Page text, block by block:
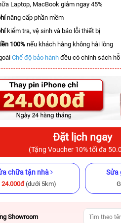
-3.400.000đ
Laptop, MacBook giảm ngay 45%
nâng cấp phần mềm
kiểm tra, vệ sinh và báo lỗi thiết bị
100%nếu khách hàng không hài lòng
Chế độ bảo hành đều có chính sách
Đặt lịch ngay
(Tặng Voucher 10% tối đa
chữa tận nhà
24.000đ(dưới 5km)
Sửa
Showroom